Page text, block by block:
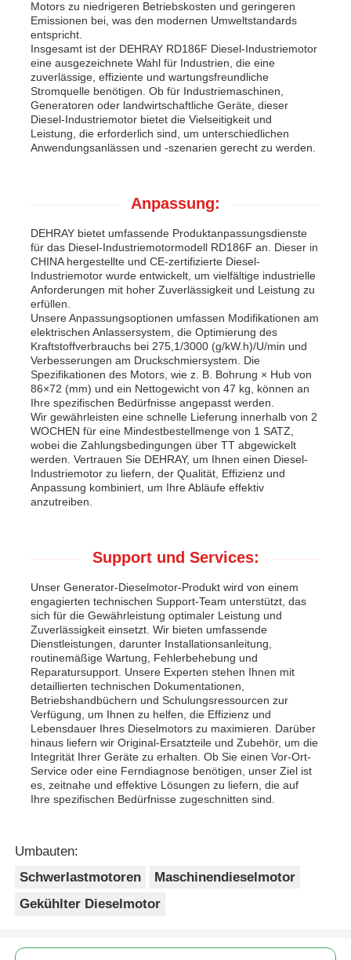
Motors zu niedrigeren Betriebskosten und geringeren
Emissionen bei, was den modernen Umweltstandards
entspricht.
Insgesamt ist der DEHRAY RD186F Diesel-Industriemotor
eine ausgezeichnete Wahl für Industrien, die eine
zuverlässige, effiziente und wartungsfreundliche
Stromquelle benötigen. Ob für Industriemaschinen,
Generatoren oder landwirtschaftliche Geräte, dieser
Diesel-Industriemotor bietet die Vielseitigkeit und
Leistung, die erforderlich sind, um unterschiedlichen
Anwendungsanlässen und -szenarien gerecht zu werden.
Anpassung:
DEHRAY bietet umfassende Produktanpassungsdienste
für das Diesel-Industriemotormodell RD186F an. Dieser in
CHINA hergestellte und CE-zertifizierte Diesel-
Industriemotor wurde entwickelt, um vielfältige industrielle
Anforderungen mit hoher Zuverlässigkeit und Leistung zu
erfüllen.
Unsere Anpassungsoptionen umfassen Modifikationen am
elektrischen Anlassersystem, die Optimierung des
Kraftstoffverbrauchs bei 275,1/3000 (g/kW.h)/U/min und
Verbesserungen am Druckschmiersystem. Die
Spezifikationen des Motors, wie z. B. Bohrung × Hub von
86×72 (mm) und ein Nettogewicht von 47 kg, können an
Ihre spezifischen Bedürfnisse angepasst werden.
Wir gewährleisten eine schnelle Lieferung innerhalb von 2
WOCHEN für eine Mindestbestellmenge von 1 SATZ,
wobei die Zahlungsbedingungen über TT abgewickelt
werden. Vertrauen Sie DEHRAY, um Ihnen einen Diesel-
Industriemotor zu liefern, der Qualität, Effizienz und
Anpassung kombiniert, um Ihre Abläufe effektiv
anzutreiben.
Support und Services:
Unser Generator-Dieselmotor-Produkt wird von einem
engagierten technischen Support-Team unterstützt, das
sich für die Gewährleistung optimaler Leistung und
Zuverlässigkeit einsetzt. Wir bieten umfassende
Dienstleistungen, darunter Installationsanleitung,
routinemäßige Wartung, Fehlerbehebung und
Reparatursupport. Unsere Experten stehen Ihnen mit
detaillierten technischen Dokumentationen,
Betriebshandbüchern und Schulungsressourcen zur
Verfügung, um Ihnen zu helfen, die Effizienz und
Lebensdauer Ihres Dieselmotors zu maximieren. Darüber
hinaus liefern wir Original-Ersatzteile und Zubehör, um die
Integrität Ihrer Geräte zu erhalten. Ob Sie einen Vor-Ort-
Service oder eine Ferndiagnose benötigen, unser Ziel ist
es, zeitnahe und effektive Lösungen zu liefern, die auf
Ihre spezifischen Bedürfnisse zugeschnitten sind.
Umbauten:
Schwerlastmotoren
Maschinendieselmotor
Gekühlter Dieselmotor